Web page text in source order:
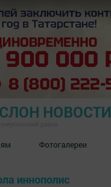
НОВОСТИ
Фотогалереи
иннополис